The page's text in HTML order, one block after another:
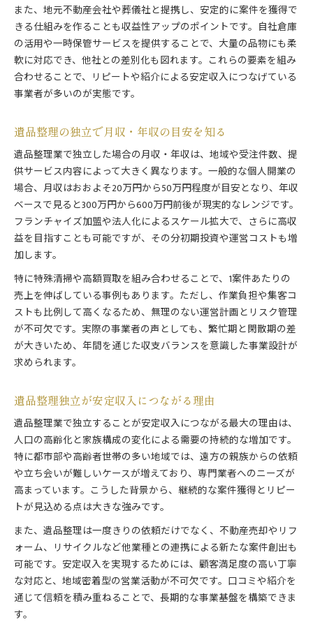
遺品整理で堅実独立を叶えるための心構え
遺品整理で失敗を避ける着実な独立の進め方
遺品整理独立に不可欠な事前準備と情報収集
遺品整理で安定経営を実現する工夫とは
堅実な遺品整理独立のためのリスク対策
また、地元不動産会社や葬儀社と提携し、安定的に案件を獲得で
きる仕組みを作ることも収益性アップのポイントです。自社倉庫
の活用や一時保管サービスを提供することで、大量の品物にも柔
軟に対応でき、他社との差別化も図れます。これらの要素を組み
合わせることで、リピートや紹介による安定収入につなげている
事業者が多いのが実態です。
遺品整理の独立で月収・年収の目安を知る
遺品整理業で独立した場合の月収・年収は、地域や受注件数、提
供サービス内容によって大きく異なります。一般的な個人開業の
場合、月収はおおよそ20万円から50万円程度が目安となり、年収
ベースで見ると300万円から600万円前後が現実的なレンジです。
フランチャイズ加盟や法人化によるスケール拡大で、さらに高収
益を目指すことも可能ですが、その分初期投資や運営コストも増
加します。
特に特殊清掃や高額買取を組み合わせることで、1案件あたりの
売上を伸ばしている事例もあります。ただし、作業負担や集客コ
ストも比例して高くなるため、無理のない運営計画とリスク管理
が不可欠です。実際の事業者の声としても、繁忙期と閑散期の差
が大きいため、年間を通じた収支バランスを意識した事業設計が
求められます。
遺品整理独立が安定収入につながる理由
遺品整理業で独立することが安定収入につながる最大の理由は、
人口の高齢化と家族構成の変化による需要の持続的な増加です。
特に都市部や高齢者世帯の多い地域では、遠方の親族からの依頼
や立ち会いが難しいケースが増えており、専門業者へのニーズが
高まっています。こうした背景から、継続的な案件獲得とリピー
トが見込める点は大きな強みです。
また、遺品整理は一度きりの依頼だけでなく、不動産売却やリフ
ォーム、リサイクルなど他業種との連携による新たな案件創出も
可能です。安定収入を実現するためには、顧客満足度の高い丁寧
な対応と、地域密着型の営業活動が不可欠です。口コミや紹介を
通じて信頼を積み重ねることで、長期的な事業基盤を構築できま
す。